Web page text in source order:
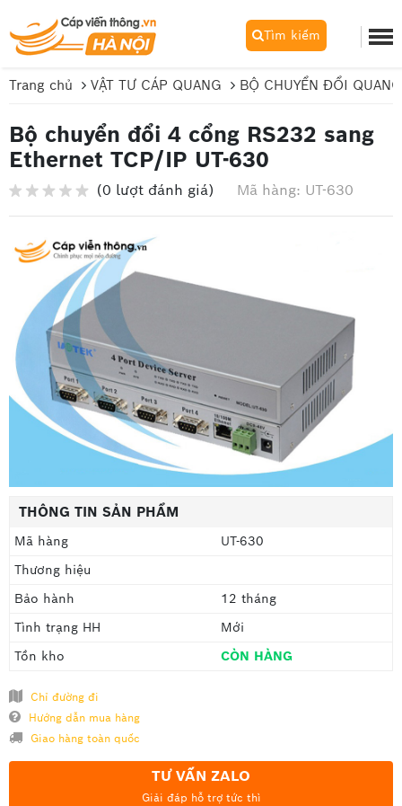
Tìm kiếm
Trang chủ VẬT TƯ CÁP QUANG BỘ CHUYỂN ĐỔI
Bộ chuyển đổi 4 cổng RS232 sang
Ethernet TCP/IP UT-630
(0 lượt đánh giá) Mã hàng: UT-630
THÔNG TIN SẢN PHẨM
Mã hàng
UT-630
Thương hiệu
Bảo hành
12 tháng
Tình trạng HH
Mới
Tồn kho
CÒN HÀNG
Chỉ đường đi
Hướng dẫn mua hàng
Giao hàng toàn quốc
TƯ VẤN ZALO
Giải đáp hỗ trợ tức thì